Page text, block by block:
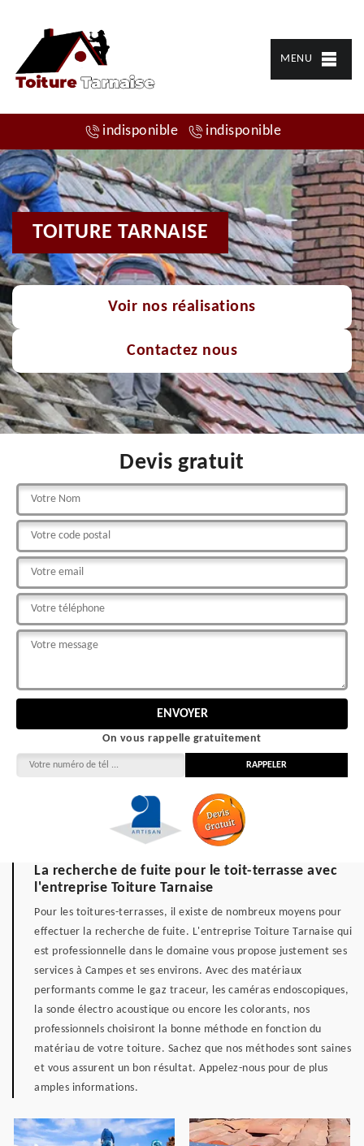
MENU
indisponible indisponible
TOITURE TARNAISE
Voir nos réalisations
Contactez nous
Devis gratuit
On vous rappelle gratuitement
La recherche de fuite pour le toit-terrasse avec
l'entreprise Toiture Tarnaise
Pour les toitures-terrasses, il existe de nombreux moyens pour
effectuer la recherche de fuite. L'entreprise Toiture Tarnaise qui
est professionnelle dans le domaine vous propose justement ses
services à Campes et ses environs. Avec des matériaux
performants comme le gaz traceur, les caméras endoscopiques,
la sonde électro acoustique ou encore les colorants, nos
professionnels choisiront la bonne méthode en fonction du
matériau de votre toiture. Sachez que nos méthodes sont saines
et vous assurent un bon résultat. Appelez-nous pour de plus
amples informations.